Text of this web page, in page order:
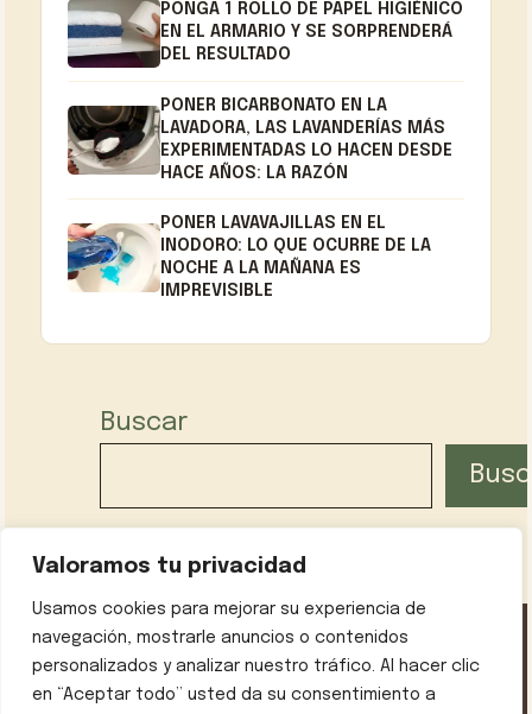
Valoramos tu privacidad
Usamos cookies para mejorar su experiencia de
navegación, mostrarle anuncios o contenidos
personalizados y analizar nuestro tráfico. Al hacer clic
en “Aceptar todo” usted da su consentimiento a
PONGA 1 ROLLO DE PAPEL HIGIÉNICO
EN EL ARMARIO Y SE SORPRENDERÁ
DEL RESULTADO
PONER BICARBONATO EN LA
LAVADORA, LAS LAVANDERÍAS MÁS
EXPERIMENTADAS LO HACEN DESDE
HACE AÑOS: LA RAZÓN
PONER LAVAVAJILLAS EN EL
INODORO: LO QUE OCURRE DE LA
NOCHE A LA MAÑANA ES
IMPREVISIBLE
Buscar
Política de privacidad Contáctanos Sobre mí